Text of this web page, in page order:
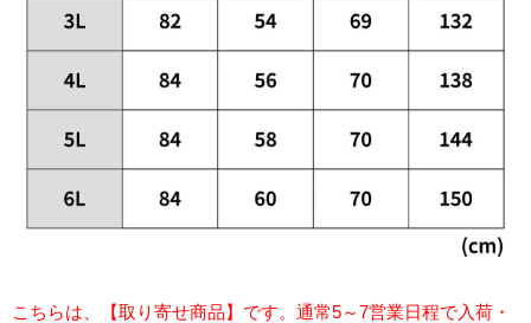
こちらは、【取り寄せ商品】です。通常5～7営業日程で入荷・